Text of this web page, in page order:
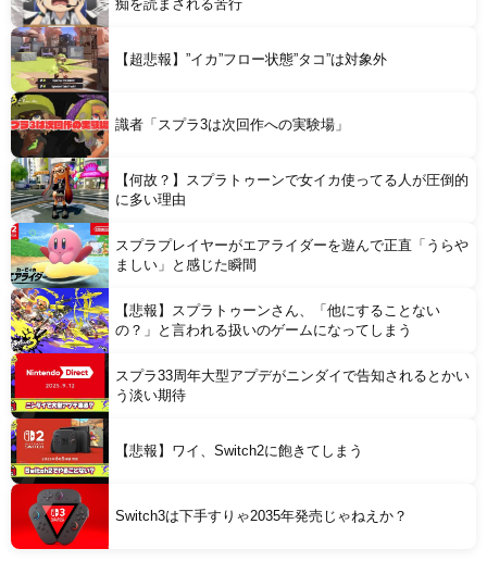
Powered by livedoor 相互RSS
痴を読まされる苦行
【超悲報】”イカ”フロー状態”タコ”は対象外
識者「スプラ3は次回作への実験場」
【何故？】スプラトゥーンで女イカ使ってる人が圧倒的
に多い理由
スプラプレイヤーがエアライダーを遊んで正直「うらや
ましい」と感じた瞬間
【悲報】スプラトゥーンさん、「他にすることない
の？」と言われる扱いのゲームになってしまう
スプラ33周年大型アプデがニンダイで告知されるとかい
う淡い期待
【悲報】ワイ、Switch2に飽きてしまう
Switch3は下手すりゃ2035年発売じゃねえか？